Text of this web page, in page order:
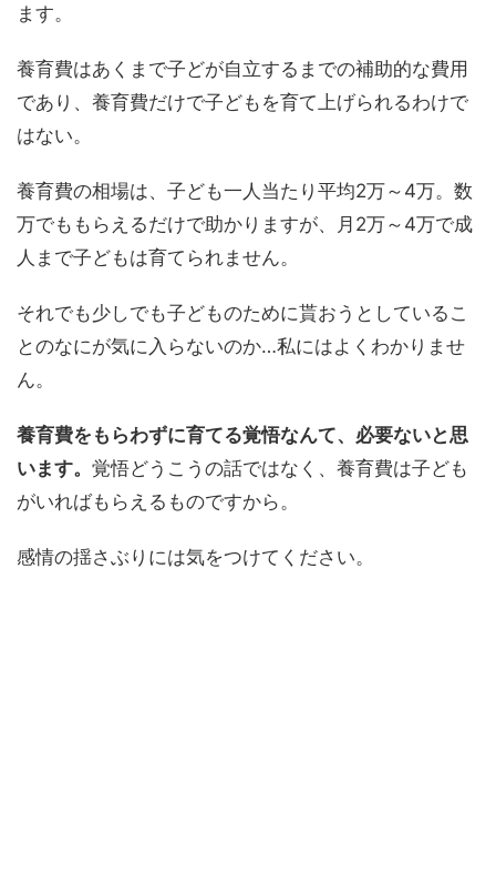
ます。
養育費はあくまで子どが自立するまでの補助的な費用
であり、養育費だけで子どもを育て上げられるわけで
はない。
養育費の相場は、子ども一人当たり平均2万～4万。数
万でももらえるだけで助かりますが、月2万～4万で成
人まで子どもは育てられません。
それでも少しでも子どものために貰おうとしているこ
とのなにが気に入らないのか…私にはよくわかりませ
ん。
養育費をもらわずに育てる覚悟なんて、必要ないと思
います。 覚悟どうこうの話ではなく、養育費は子ども
がいればもらえるものですから。
感情の揺さぶりには気をつけてください。